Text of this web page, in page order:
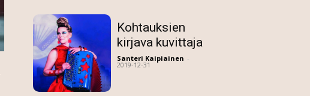
Kohtauksien
kirjava kuvittaja
Santeri Kaipiainen -
2019-12-31